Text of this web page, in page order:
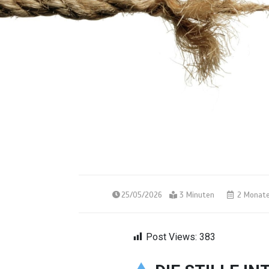
25/05/2026 3 Minuten 2
Post Views: 383